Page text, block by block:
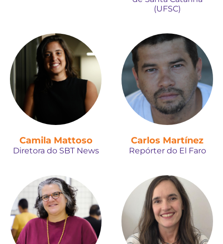
(UFSC)
Camila Mattoso
Diretora do SBT News
Carlos Martínez
Repórter do El Faro